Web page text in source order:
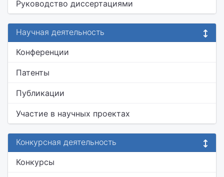
Руководство диссертациями
Научная деятельность
Конференции
Патенты
Публикации
Участие в научных проектах
Конкурсная деятельность
Конкурсы